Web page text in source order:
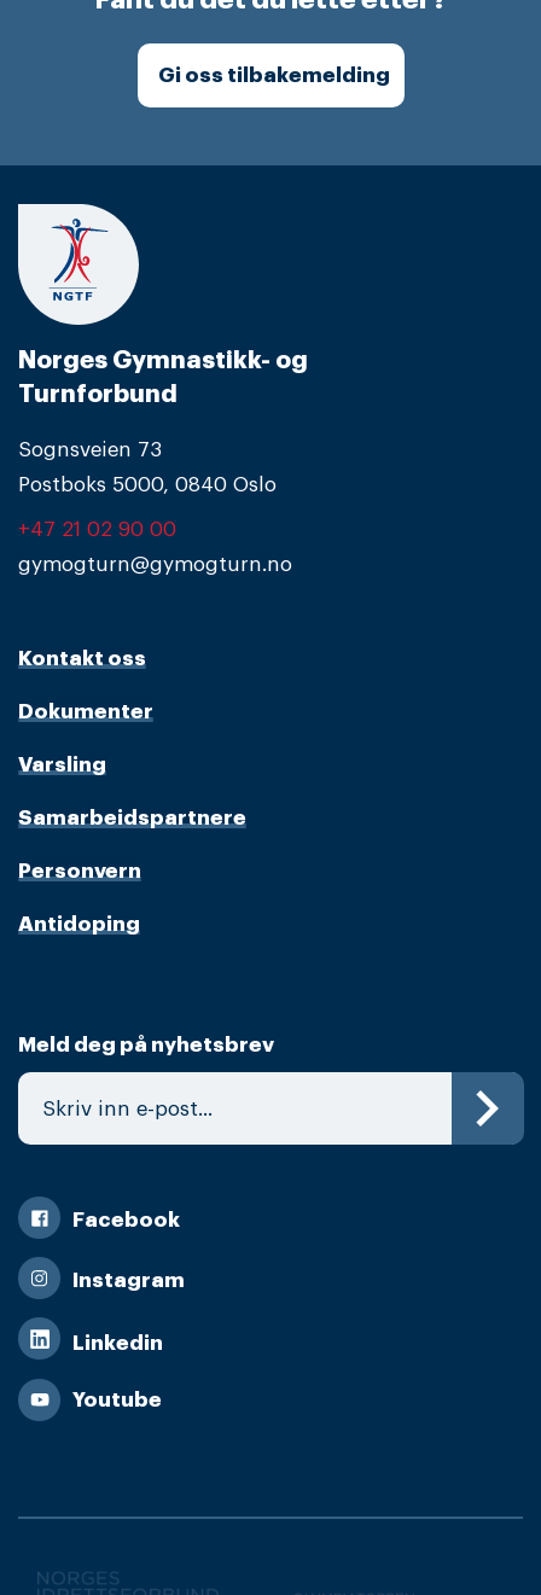
Gi oss tilbakemelding
Norges Gymnastikk- og
Turnforbund
Sognsveien 73
Postboks 5000, 0840 Oslo
+47 21 02 90 00
gymogturn@gymogturn.no
Kontakt oss
Dokumenter
Varsling
Samarbeidspartnere
Personvern
Antidoping
Meld deg på nyhetsbrev
Facebook
Instagram
Linkedin
Youtube